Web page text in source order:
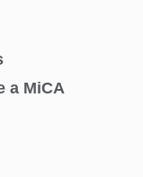
a MiCA